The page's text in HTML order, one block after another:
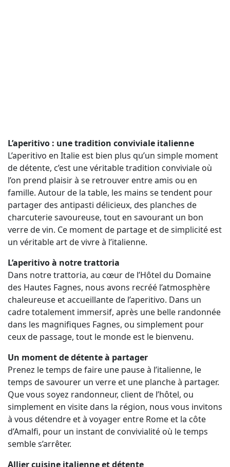
L’aperitivo : une tradition conviviale italienne
L’aperitivo en Italie est bien plus qu’un simple moment
de détente, c’est une véritable tradition conviviale où
l’on prend plaisir à se retrouver entre amis ou en
famille. Autour de la table, les mains se tendent pour
partager des antipasti délicieux, des planches de
charcuterie savoureuse, tout en savourant un bon
verre de vin. Ce moment de partage et de simplicité est
un véritable art de vivre à l’italienne.
L’aperitivo à notre trattoria
Dans notre trattoria, au cœur de l’Hôtel du Domaine
des Hautes Fagnes, nous avons recréé l’atmosphère
chaleureuse et accueillante de l’aperitivo. Dans un
cadre totalement immersif, après une belle randonnée
dans les magnifiques Fagnes, ou simplement pour
ceux de passage, tout le monde est le bienvenu.
Un moment de détente à partager
Prenez le temps de faire une pause à l’italienne, le
temps de savourer un verre et une planche à partager.
Que vous soyez randonneur, client de l’hôtel, ou
simplement en visite dans la région, nous vous invitons
à vous détendre et à voyager entre Rome et la côte
d’Amalfi, pour un instant de convivialité où le temps
semble s’arrêter.
Allier cuisine italienne et détente